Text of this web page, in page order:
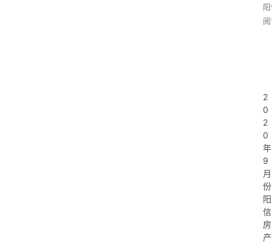
2
0
2
0
年
9
月
份
阳
信
房
产